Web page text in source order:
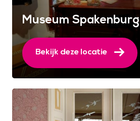
Museum Spakenburg
Bekijk deze locatie